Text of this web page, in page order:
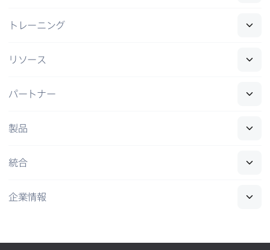
トレーニング
リソース
パートナー
製品
統合
企業情報